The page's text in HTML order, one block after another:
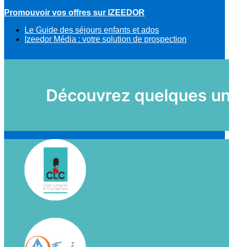
Promouvoir vos offres sur IZEEDOR
Le Guide des séjours enfants et ados
Izeedor Média : votre solution de prospection
Découvrez quelques